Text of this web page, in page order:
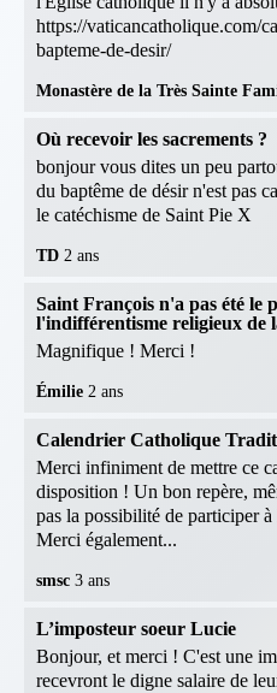
https://vaticancatholique.com/
bapteme-de-desir/
Monastère de la Très Sainte
Où recevoir les sacrements ?
bonjour vous dites un peu
du baptême de désir n'est pas
le catéchisme de Saint Pie X
TD 2 ans
Saint François n'a pas été le
l'indifférentisme religieux de
Magnifique ! Merci !
Émilie 2 ans
Calendrier Catholique
Merci infiniment de mettre ce
disposition ! Un bon repère,
pas la possibilité de participer
Merci également...
smsc 3 ans
L’imposteur soeur Lucie
Bonjour, et merci ! C'est une
recevront le digne salaire de